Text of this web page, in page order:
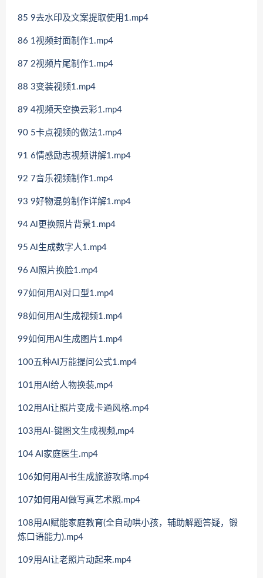
85 9去水印及文案提取使用1.mp4
86 1视频封面制作1.mp4
87 2视频片尾制作1.mp4
88 3变装视频1.mp4
89 4视频天空换云彩1.mp4
90 5卡点视频的做法1.mp4
91 6情感励志视频讲解1.mp4
92 7音乐视频制作1.mp4
93 9好物混剪制作详解1.mp4
94 Al更换照片背景1.mp4
95 Al生成数字人1.mp4
96 AI照片换脸1.mp4
97如何用AI对口型1.mp4
98如何用AI生成视频1.mp4
99如何用AI生成图片1.mp4
100五种AI万能提问公式1.mp4
101用AI给人物换装,mp4
102用AI让照片变成卡通风格.mp4
103用AI-键图文生成视频,mp4
104 AI家庭医生.mp4
106如何用AI书生成旅游攻略.mp4
107如何用Al做写真艺术照.mp4
108用AI赋能家庭教育(全自动哄小孩，辅助解题答疑，锻
炼口语能力).mp4
109用AI让老照片动起来.mp4